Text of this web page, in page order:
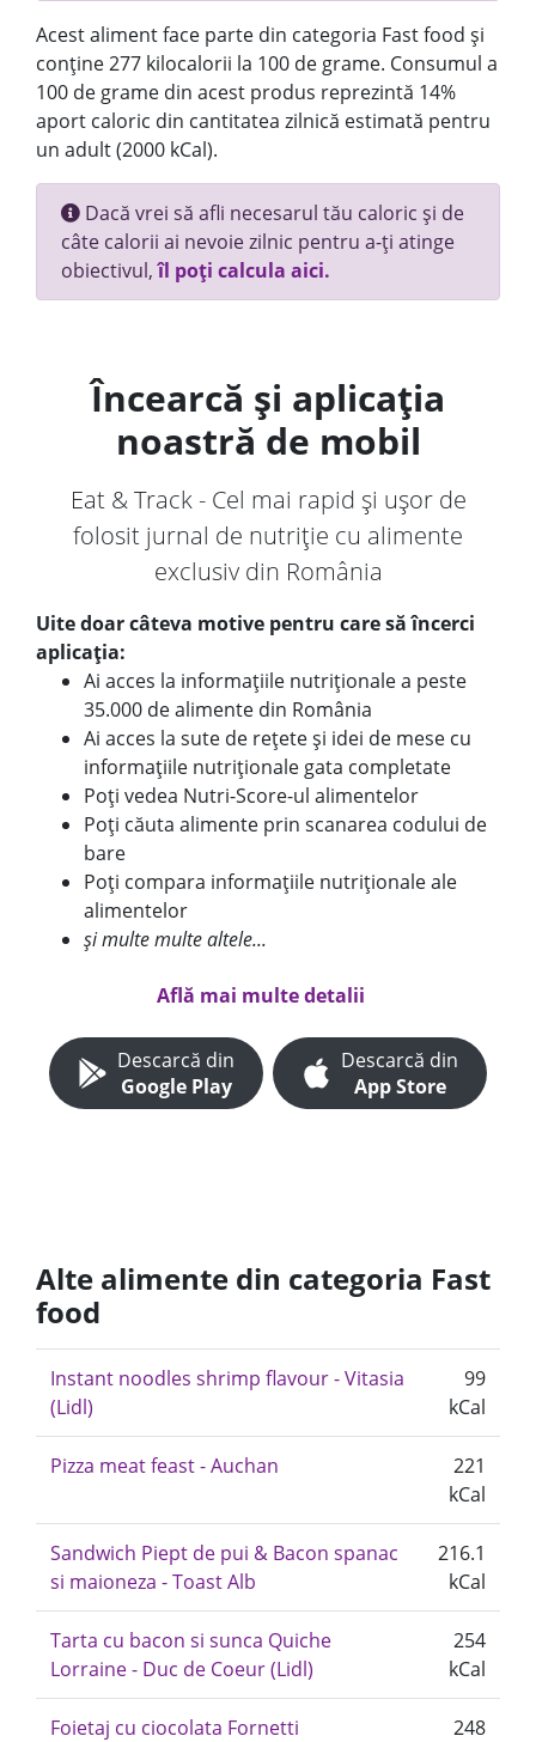
Acest aliment face parte din categoria Fast food și
conține 277 kilocalorii la 100 de grame. Consumul a
100 de grame din acest produs reprezintă 14%
aport caloric din cantitatea zilnică estimată pentru
un adult (2000 kCal).
Dacă vrei să afli necesarul tău caloric și de
câte calorii ai nevoie zilnic pentru a-ți atinge
obiectivul,îl poți calcula aici.
Încearcă și aplicația
noastră de mobil
Eat & Track - Cel mai rapid și ușor de
folosit jurnal de nutriție cu alimente
exclusiv din România
Uite doar câteva motive pentru care să încerci
aplicația:
Ai acces la informațiile nutriționale a peste
35.000 de alimente din România
Ai acces la sute de rețete și idei de mese cu
informațiile nutriționale gata completate
Poți vedea Nutri-Score-ul alimentelor
Poți căuta alimente prin scanarea codului de
bare
Poți compara informațiile nutriționale ale
alimentelor
și multe multe altele...
Află mai multe detalii
Descarcă din
Google Play
Descarcă din
App Store
Alte alimente din categoria Fast
food
Instant noodles shrimp flavour - Vitasia
(Lidl)
99
kCal
Pizza meat feast - Auchan
221
kCal
Sandwich Piept de pui & Bacon spanac
si maioneza - Toast Alb
216.1
kCal
Tarta cu bacon si sunca Quiche
Lorraine - Duc de Coeur (Lidl)
254
kCal
Foietaj cu ciocolata Fornetti
248